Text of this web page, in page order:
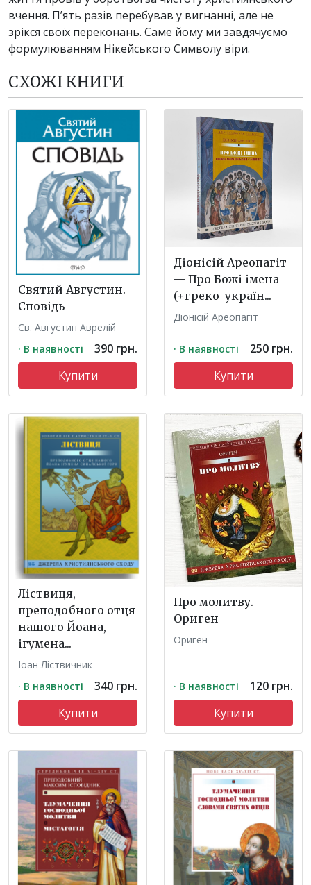
вчення. П’ять разів перебував у вигнанні, але не
зрікся своїх переконань. Саме йому ми завдячуємо
формулюванням Нікейського Символу віри.
СХОЖІ КНИГИ
Святий Августин.
Сповідь
Св. Августин Аврелій
· В наявності
390 грн.
Купити
Діонісій Ареопагіт
— Про Божі імена
(+греко-україн...
Діонісій Ареопагіт
· В наявності
250 грн.
Купити
Ліствиця,
преподобного отця
нашого Йоана,
ігумена...
Іоан Ліствичник
· В наявності
340 грн.
Купити
Про молитву.
Ориген
Ориген
· В наявності
120 грн.
Купити